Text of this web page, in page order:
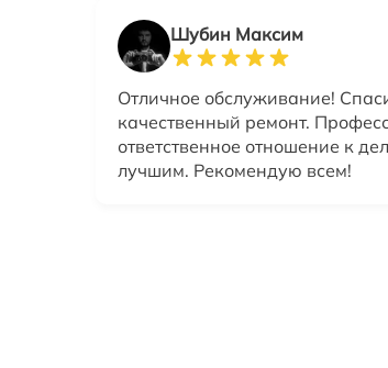
Шубин Максим
Отличное обслуживание!
качественный ремонт.
ответственное отношение к
лучшим. Рекомендую всем!